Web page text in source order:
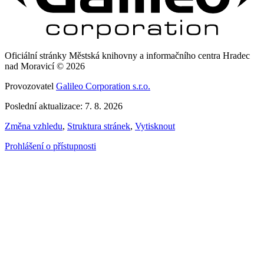
Oficiální stránky Městská knihovny a informačního centra Hradec
nad Moravicí © 2026
Provozovatel Galileo Corporation s.r.o.
Poslední aktualizace: 7. 8. 2026
Změna vzhledu, Struktura stránek, Vytisknout
Prohlášení o přístupnosti